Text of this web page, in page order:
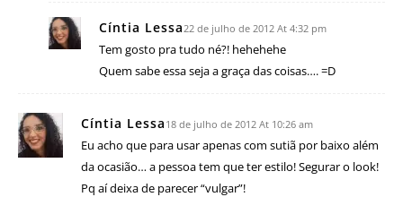
Cíntia Lessa 22 de julho de 2012 At 4:32 pm
Tem gosto pra tudo né?! hehehehe
Quem sabe essa seja a graça das coisas…. =D
Cíntia Lessa 18 de julho de 2012 At 10:26 am
Eu acho que para usar apenas com sutiã por baixo além
da ocasião… a pessoa tem que ter estilo! Segurar o look!
Pq aí deixa de parecer “vulgar”!